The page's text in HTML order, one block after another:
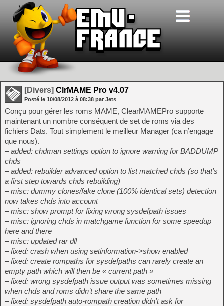
[Divers] ClrMAME Pro v4.07
Posté le 10/08/2012 à 08:38 par Jets
Conçu pour gérer les roms MAME, ClearMAMEPro supporte
maintenant un nombre conséquent de set de roms via des
fichiers Dats. Tout simplement le meilleur Manager (ca n’engage
que nous).
– added: chdman settings option to ignore warning for BADDUMP
chds
– added: rebuilder advanced option to list matched chds (so that’s
a first step towards chds rebuilding)
– misc: dummy clones/fake clone (100% identical sets) detection
now takes chds into account
– misc: show prompt for fixing wrong sysdefpath issues
– misc: ignoring chds in matchgame function for some speedup
here and there
– misc: updated rar dll
– fixed: crash when using setinformation->show enabled
– fixed: create rompaths for sysdefpaths can rarely create an
empty path which will then be « current path »
– fixed: wrong sysdefpath issue output was sometimes missing
when chds and roms didn’t share the same path
– fixed: sysdefpath auto-rompath creation didn’t ask for